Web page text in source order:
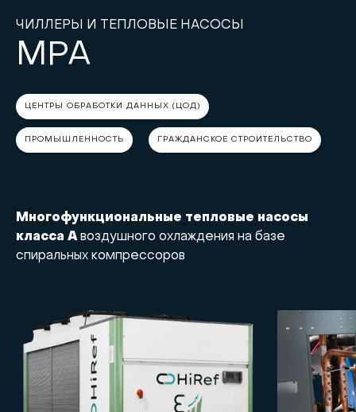
ЧИЛЛЕРЫ И ТЕПЛОВЫЕ НАСОСЫ
MPA
ЦЕНТРЫ ОБРАБОТКИ ДАННЫХ (ЦОД)
ПРОМЫШЛЕННОСТЬ ГРАЖДАНСКОЕ СТРОИТЕЛЬСТВО
Многофункциональные тепловые насосы
класса Авоздушного охлаждения на базе
спиральных компрессоров